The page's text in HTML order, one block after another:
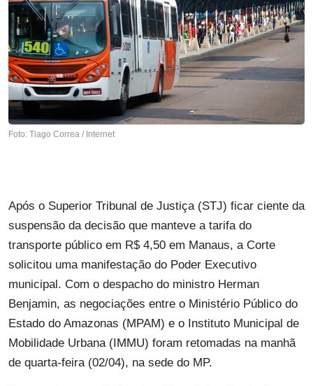
Foto: Tiago Correa / Internet
Após o Superior Tribunal de Justiça (STJ) ficar ciente da
suspensão da decisão que manteve a tarifa do
transporte público em R$ 4,50 em Manaus, a Corte
solicitou uma manifestação do Poder Executivo
municipal. Com o despacho do ministro Herman
Benjamin, as negociações entre o Ministério Público do
Estado do Amazonas (MPAM) e o Instituto Municipal de
Mobilidade Urbana (IMMU) foram retomadas na manhã
de quarta-feira (02/04), na sede do MP.